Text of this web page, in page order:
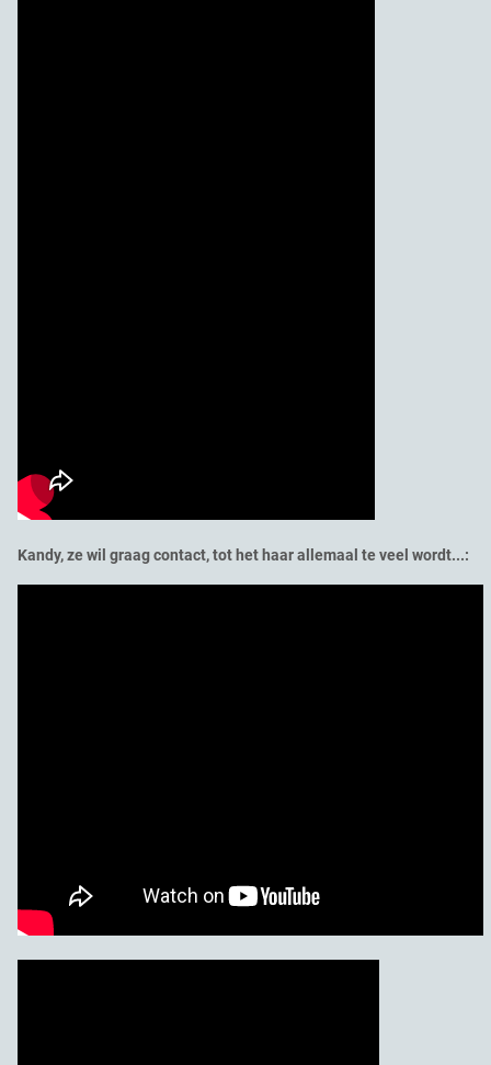
Kandy, ze wil graag contact, tot het haar allemaal te veel wordt...: